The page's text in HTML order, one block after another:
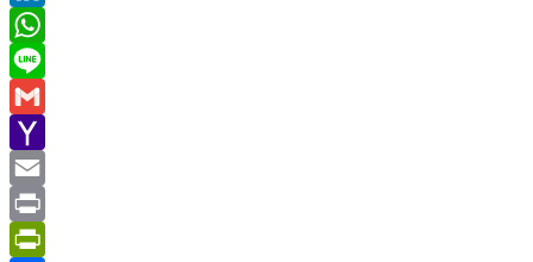
LinkedIn
WhatsApp
Line
Gmail
Yahoo
Mail
Email
Print